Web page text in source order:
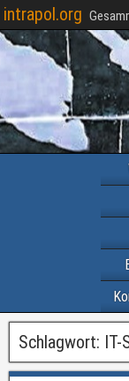
intrapol.org
Schlagwort: IT-